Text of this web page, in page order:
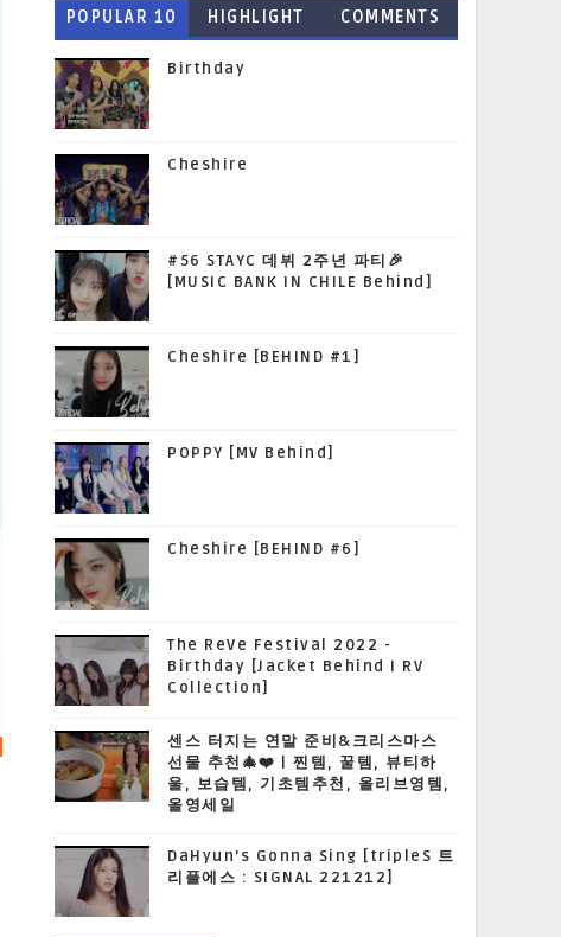
POPULAR 10
HIGHLIGHT
COMMENTS
Birthday
Cheshire
#56 STAYC 데뷔 2주년 파티🎉
[MUSIC BANK IN CHILE Behind]
Cheshire [BEHIND #1]
POPPY [MV Behind]
Cheshire [BEHIND #6]
The ReVe Festival 2022 -
Birthday [Jacket Behind I RV
Collection]
센스 터지는 연말 준비&크리스마스
선물 추천🎄❤️ | 찐템, 꿀템, 뷰티하
울, 보습템, 기초템추천, 올리브영템,
올영세일
DaHyun’s Gonna Sing [tripleS 트
리플에스 : SIGNAL 221212]